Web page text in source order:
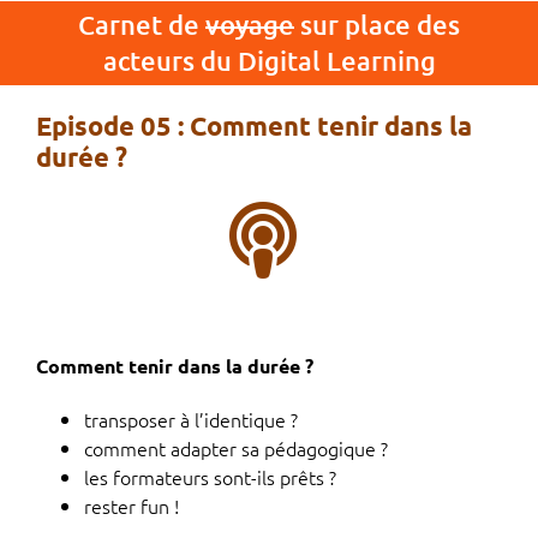
Carnet de voyage sur place des
acteurs du Digital Learning
Episode 05 : Comment tenir dans la
durée ?
Comment tenir dans la durée ?
transposer à l’identique ?
comment adapter sa pédagogique ?
les formateurs sont-ils prêts ?
rester fun !